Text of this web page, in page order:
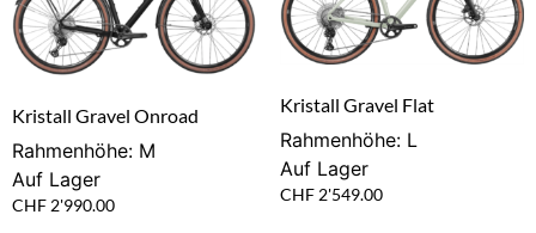
Kristall Gravel Onroad
Rahmenhöhe: M
Auf Lager
CHF 2'990.00
Kristall Gravel Flat
Rahmenhöhe: L
Auf Lager
CHF 2'549.00